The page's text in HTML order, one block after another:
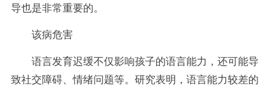
导也是非常重要的。
该病危害
语言发育迟缓不仅影响孩子的语言能力，还可能导
致社交障碍、情绪问题等。研究表明，语言能力较差的